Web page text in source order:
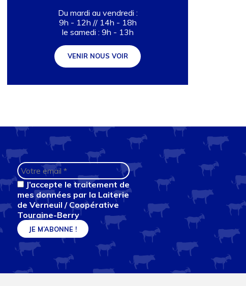
Du mardi au vendredi :
9h - 12h // 14h - 18h
le samedi : 9h - 13h
VENIR NOUS VOIR
J’accepte le traitement de
mes données par la Laiterie
de Verneuil / Coopérative
Touraine-Berry